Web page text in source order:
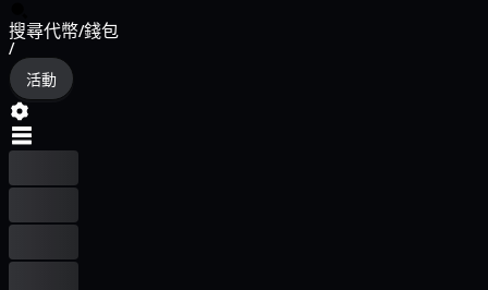
搜尋代幣/錢包
/
活動